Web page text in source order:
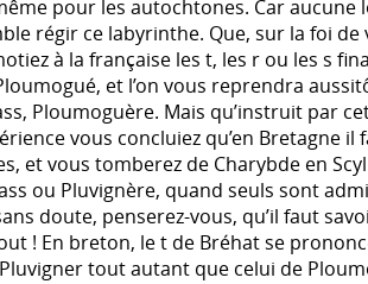
pour les autochtones. Car aucune
régir ce labyrinthe. Que, sur la foi de
à la française les t, les r ou les s
et l’on vous reprendra
Ploumoguère. Mais qu’instruit par
vous concluiez qu’en Bretagne il
et vous tomberez de Charybde en
ou Pluvignère, quand seuls sont
doute, penserez-vous, qu’il faut
! En breton, le t de Bréhat se
tout autant que celui de